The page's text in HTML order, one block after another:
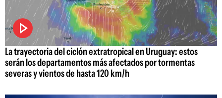
La trayectoria del ciclón extratropical en Uruguay: estos
serán los departamentos más afectados por tormentas
severas y vientos de hasta 120 km/h